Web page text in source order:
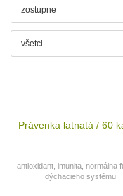
Právenka latnatá / 60
antioxidant, imunita, normálna
dýchacieho systému